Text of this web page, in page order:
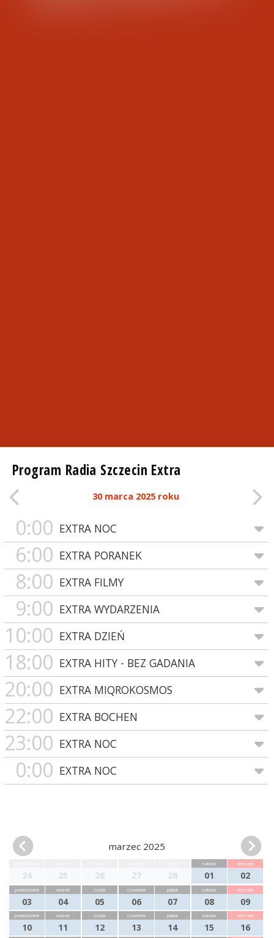
Program Radia Szczecin Extra
30 marca 2025 roku
0:00 EXTRA NOC
6:00 EXTRA PORANEK
8:00 EXTRA FILMY
9:00 EXTRA WYDARZENIA
10:00 EXTRA DZIEŃ
18:00 EXTRA HITY - BEZ GADANIA
20:00 EXTRA MIQROKOSMOS
22:00 EXTRA BOCHEN
23:00 EXTRA NOC
0:00 EXTRA NOC
marzec 2025
24 25 26 27 28
sobota
01
niedziela
02
poniedziałek
03
wtorek
04
środa
05
czwartek
06
piątek
07
sobota
08
niedziela
09
poniedziałek
10
wtorek
11
środa
12
czwartek
13
piątek
14
sobota
15
niedziela
16